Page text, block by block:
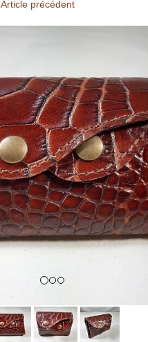
Article précédent